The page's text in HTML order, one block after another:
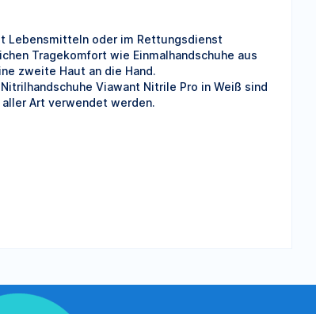
Lebensmitteln oder im Rettungsdienst
Tragekomfort wie Einmalhandschuhe aus
zweite Haut an die Hand.
Viawant Nitrile Pro in Weiß sind
Art verwendet werden.